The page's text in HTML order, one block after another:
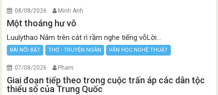
08/08/2026 Minh Anh
Một thoáng hư vô
Luulythao Nằm trên cát rì rầm nghe tiếng vỗLời...
BÀI NỔI BẬT THƠ - TRUYỆN NGẮN VĂN HỌC NGHỆ THUẬT
07/08/2026 Pham
Giai đoạn tiếp theo trong cuộc trấn áp các dân tộc
thiểu số của Trung Quốc